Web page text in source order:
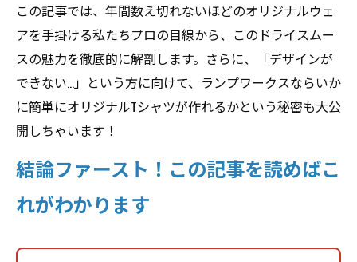
この記事では、年間数え切れないほどのオリジナルウェ
アを手掛ける私たちプロの目線から、このドライスムー
スの魅力を徹底的に解剖します。さらに、「デザインが
できない…」という方に向けて、ランプワークスならいか
に簡単にオリジナルTシャツが作れるかという秘密も大公
開しちゃいます！
結論ファースト！この記事を読めばこ
れがわかります